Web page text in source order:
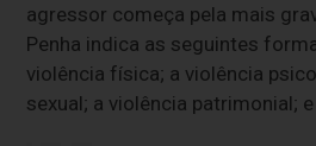
agressor começa pela mais
Penha indica as seguintes
violência física; a violência
sexual; a violência patrimonial;